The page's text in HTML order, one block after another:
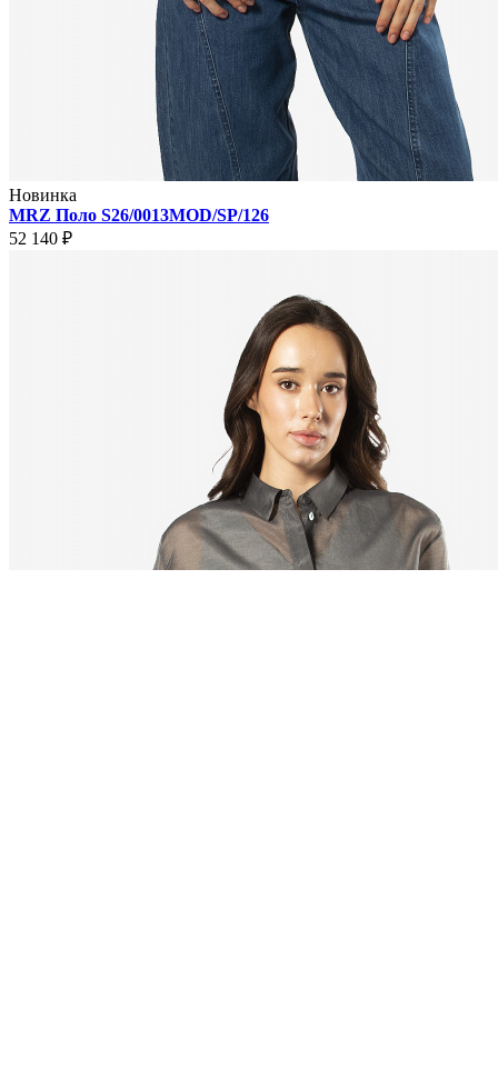
Новинка
MRZ Поло S26/0013MOD/SP/126
52 140 ₽